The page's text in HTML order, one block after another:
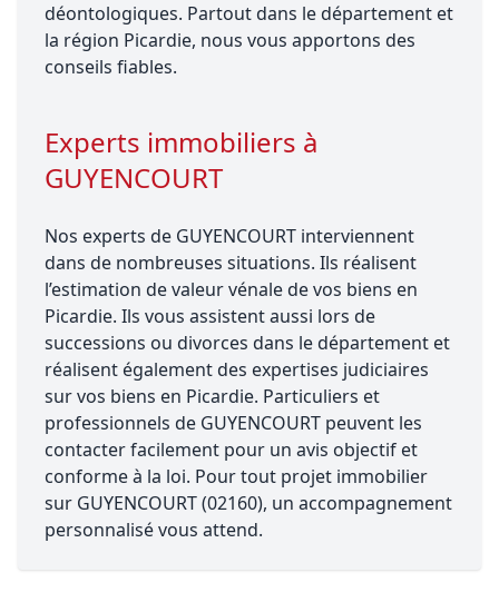
déontologiques. Partout dans le département et
la région Picardie, nous vous apportons des
conseils fiables.
Experts immobiliers à
GUYENCOURT
Nos experts de GUYENCOURT interviennent
dans de nombreuses situations. Ils réalisent
l’estimation de valeur vénale de vos biens en
Picardie. Ils vous assistent aussi lors de
successions ou divorces dans le département et
réalisent également des expertises judiciaires
sur vos biens en Picardie. Particuliers et
professionnels de GUYENCOURT peuvent les
contacter facilement pour un avis objectif et
conforme à la loi. Pour tout projet immobilier
sur GUYENCOURT (02160), un accompagnement
personnalisé vous attend.